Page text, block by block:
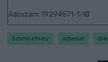
Adószám: 19294571-1-18
Szombathely azbeszt